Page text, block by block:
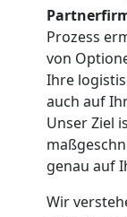
Prozess
von
Ihre
auch auf
Unser Ziel
genau auf
Wir
und
Full-